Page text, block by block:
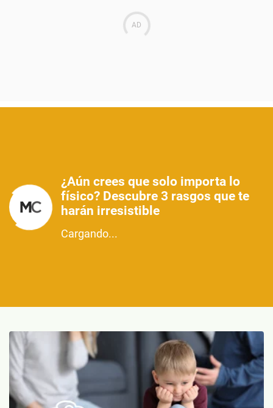
¿Aún crees que solo importa lo
físico? Descubre 3 rasgos que te
harán irresistible
Cargando...